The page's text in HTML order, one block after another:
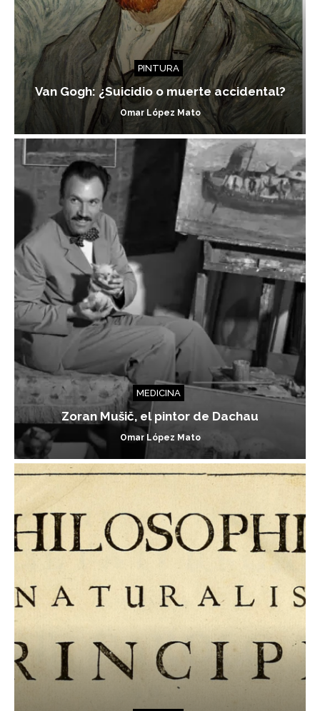
PINTURA
Van Gogh: ¿Suicidio o muerte accidental?
Omar López Mato
MEDICINA
Zoran Mušič, el pintor de Dachau
Omar López Mato